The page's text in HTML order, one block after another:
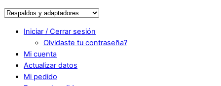
Iniciar / Cerrar sesión
Olvidaste tu contraseña?
Mi cuenta
Actualizar datos
Mi pedido